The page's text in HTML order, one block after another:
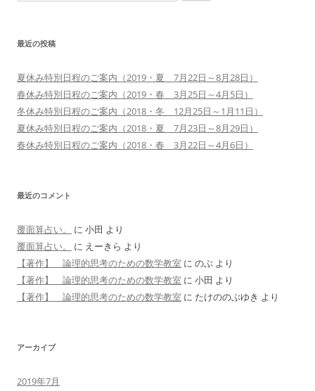
索:
最近の投稿
夏休み特別日程のご案内（2019・夏 7月22日～8月28日）
春休み特別日程のご案内（2019・春 3月25日～4月5日）
冬休み特別日程のご案内（2018・冬 12月25日～1月11日）
夏休み特別日程のご案内（2018・夏 7月23日～8月29日）
春休み特別日程のご案内（2018・春 3月22日～4月6日）
最近のコメント
覆面算占い。 に 小田 より
覆面算占い。
に えーきら より
【著作】 論理的思考のための数学教室 に のぶ より
【著作】 論理的思考のための数学教室 に 小田 より
【著作】 論理的思考のための数学教室 に たけののぶゆき より
アーカイブ
2019年7月